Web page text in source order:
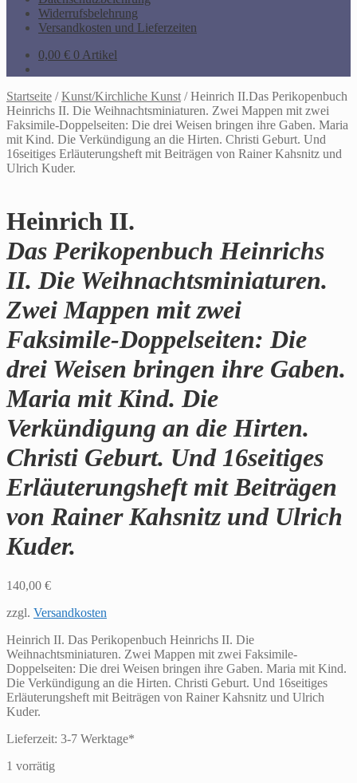
Widerrufsbelehrung
Versandkosten und Lieferzeiten
0,00 € 0 Artikel
Startseite /Kunst/Kirchliche Kunst /Heinrich II.Das Perikopenbuch
Heinrichs II. Die Weihnachtsminiaturen. Zwei Mappen mit zwei
Faksimile-Doppelseiten: Die drei Weisen bringen ihre Gaben. Maria
mit Kind. Die Verkündigung an die Hirten. Christi Geburt. Und
16seitiges Erläuterungsheft mit Beiträgen von Rainer Kahsnitz und
Ulrich Kuder.
Heinrich II.
Das Perikopenbuch Heinrichs
II. Die Weihnachtsminiaturen.
Zwei Mappen mit zwei
Faksimile-Doppelseiten: Die
drei Weisen bringen ihre Gaben.
Maria mit Kind. Die
Verkündigung an die Hirten.
Christi Geburt. Und 16seitiges
Erläuterungsheft mit Beiträgen
von Rainer Kahsnitz und Ulrich
Kuder.
140,00 €
zzgl. Versandkosten
Heinrich II. Das Perikopenbuch Heinrichs II. Die
Weihnachtsminiaturen. Zwei Mappen mit zwei Faksimile-
Doppelseiten: Die drei Weisen bringen ihre Gaben. Maria mit Kind.
Die Verkündigung an die Hirten. Christi Geburt. Und 16seitiges
Erläuterungsheft mit Beiträgen von Rainer Kahsnitz und Ulrich
Kuder.
Lieferzeit: 3-7 Werktage*
1 vorrätig